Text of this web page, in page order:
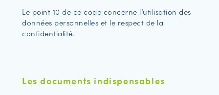
Le point 10 de ce code concerne l’utilisation des
données personnelles et le respect de la
confidentialité.
Les documents indispensables